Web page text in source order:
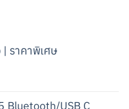
ราคาพิเศษ
Bluetooth/USB C